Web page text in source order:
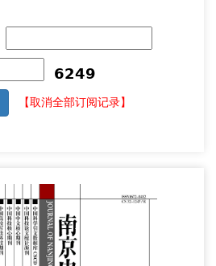
【取消全部订阅记录】